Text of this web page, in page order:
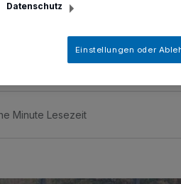
guten Spiel des letzten
06 wieder um einiges
Minute Lesezeit
Datenschutz
Einstellungen oder